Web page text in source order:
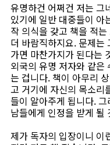
유명하건 어쩌건 저는 그
있기에 일반 대중들이 아
작 의식을 갖고 책을 적
더 바람직하지요. 문제는
가면 마찬가지가 된다는
외국의 유명 저자와 같은
는 겁니다. 책이 아무리
고 거기에 자신의 목소리
들이 알아주게 됩니다.
남들에게 인정을 받게 될
제가 독자의 입장이니 이